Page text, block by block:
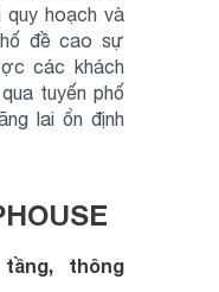
quy hoạch và
đề cao sự
các khách
tuyến phố
lai ổn định
thông